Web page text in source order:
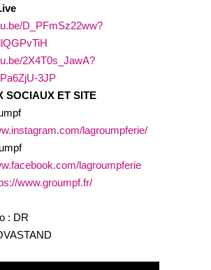
D_PFmSz22ww?
2X4T0s_JawA?
3JP
SOCIAUX ET SITE
lagroumpferie/
lagroumpferie
www.groumpf.fr/
: DR